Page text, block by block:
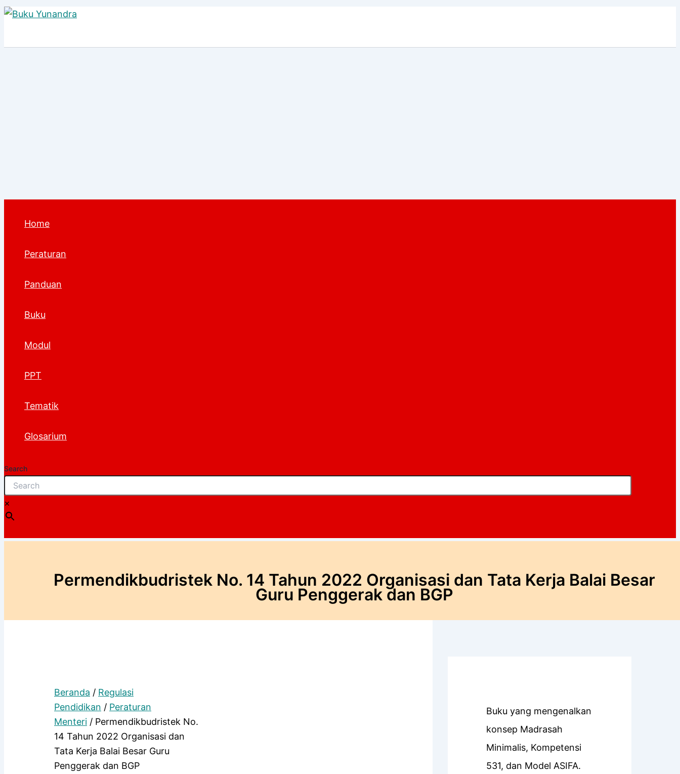
Lewati
Home
Peraturan
Panduan
Buku
Modul
PPT
Tematik
Glosarium
Search
×
Permendikbudristek No. 14 Tahun 2022 Organisasi dan Tata Kerja Balai Besar
Guru Penggerak dan BGP
Beranda / Regulasi
Pendidikan / Peraturan
Menteri / Permendikbudristek No.
14 Tahun 2022 Organisasi dan
Tata Kerja Balai Besar Guru
Penggerak dan BGP
Buku yang mengenalkan
konsep Madrasah
Minimalis, Kompetensi
531, dan Model ASIFA.